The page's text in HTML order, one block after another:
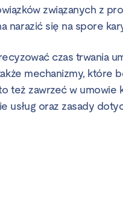
związanych z
narazić się na spore
czas trwania
mechanizmy, które
też zawrzeć w umowie
usług oraz zasady